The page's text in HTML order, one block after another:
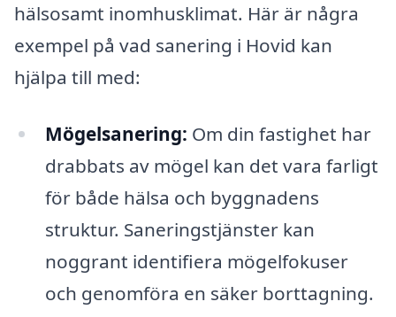
hälsosamt inomhusklimat. Här är några
exempel på vad sanering i Hovid kan
hjälpa till med:
Mögelsanering: Om din fastighet har
drabbats av mögel kan det vara farligt
för både hälsa och byggnadens
struktur. Saneringstjänster kan
noggrant identifiera mögelfokuser
och genomföra en säker borttagning.